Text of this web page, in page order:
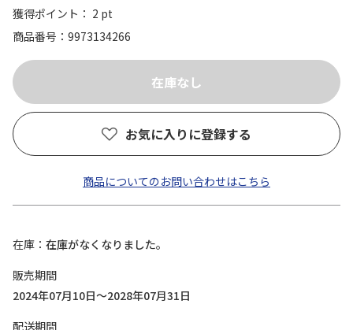
獲得ポイント： 2 pt
商品番号
9973134266
お気に入りに登録する
商品についてのお問い合わせはこちら
在庫
在庫がなくなりました。
販売期間
2024年07月10日～2028年07月31日
配送期間